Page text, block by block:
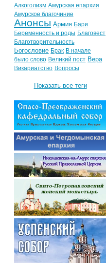
Алкоголизм Амурская епархия
Амурское благочиние
Анонсы Армия Бари
Беременность и роды Благовест
Благотворительность
Богословие Брак В начале
было слово Великий пост Вера
Викариатство Вопросы
Показать все теги